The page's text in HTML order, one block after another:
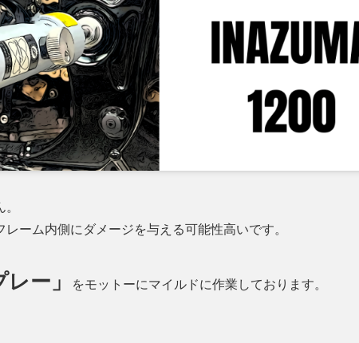
ーム内側にダメージを与える可能性高いです。
ー」 をモットーにマイルドに作業しております。